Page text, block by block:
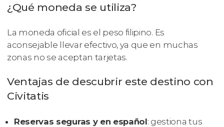
¿Qué moneda se utiliza?
La moneda oficial es el peso filipino. Es
aconsejable llevar efectivo, ya que en muchas
zonas no se aceptan tarjetas.
Ventajas de descubrir este destino con
Civitatis
Reservas seguras y en español: gestiona tus